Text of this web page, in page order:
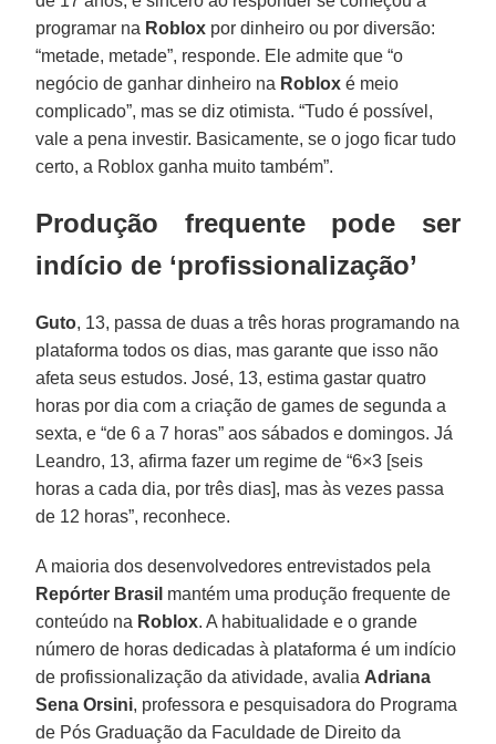
programar na Roblox por dinheiro ou por diversão:
“metade, metade”, responde. Ele admite que “o
negócio de ganhar dinheiro na Roblox é meio
complicado”, mas se diz otimista. “Tudo é possível,
vale a pena investir. Basicamente, se o jogo ficar tudo
certo, a Roblox ganha muito também”.
Produção frequente pode ser
indício de ‘profissionalização’
Guto, 13, passa de duas a três horas programando na
plataforma todos os dias, mas garante que isso não
afeta seus estudos. José, 13, estima gastar quatro
horas por dia com a criação de games de segunda a
sexta, e “de 6 a 7 horas” aos sábados e domingos. Já
Leandro, 13, afirma fazer um regime de “6×3 [seis
horas a cada dia, por três dias], mas às vezes passa
de 12 horas”, reconhece.
A maioria dos desenvolvedores entrevistados pela
Repórter Brasil mantém uma produção frequente de
conteúdo na Roblox. A habitualidade e o grande
número de horas dedicadas à plataforma é um indício
de profissionalização da atividade, avalia Adriana
Sena Orsini, professora e pesquisadora do Programa
de Pós Graduação da Faculdade de Direito da